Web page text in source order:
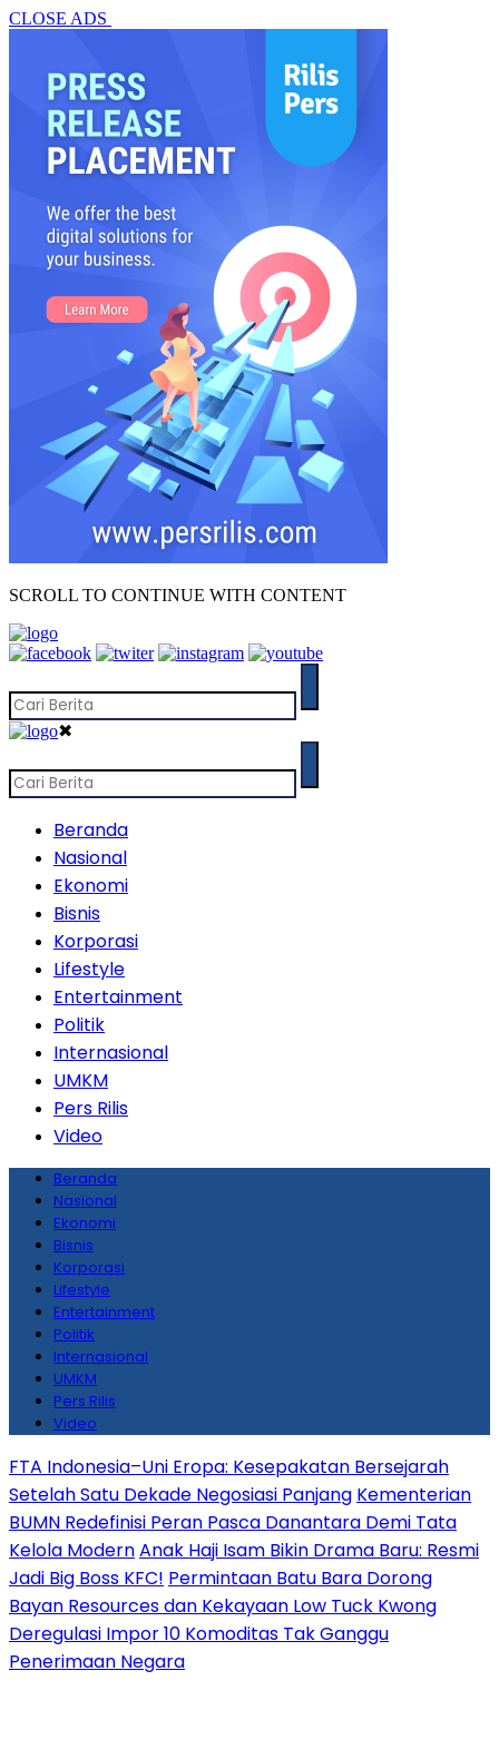
CLOSE ADS
SCROLL TO CONTINUE WITH CONTENT
✖
Beranda
Nasional
Ekonomi
Bisnis
Korporasi
Lifestyle
Entertainment
Politik
Internasional
UMKM
Pers Rilis
Video
Beranda
Nasional
Ekonomi
Bisnis
Korporasi
Lifestyle
Entertainment
Politik
Internasional
UMKM
Pers Rilis
Video
FTA Indonesia–Uni Eropa: Kesepakatan Bersejarah
Setelah Satu Dekade Negosiasi Panjang Kementerian
BUMN Redefinisi Peran Pasca Danantara Demi Tata
Kelola ModernAnak Haji Isam Bikin Drama Baru: Resmi
Jadi Big Boss KFC! Permintaan Batu Bara Dorong
Bayan Resources dan Kekayaan Low Tuck Kwong
Deregulasi Impor 10 Komoditas Tak Ganggu
Penerimaan Negara